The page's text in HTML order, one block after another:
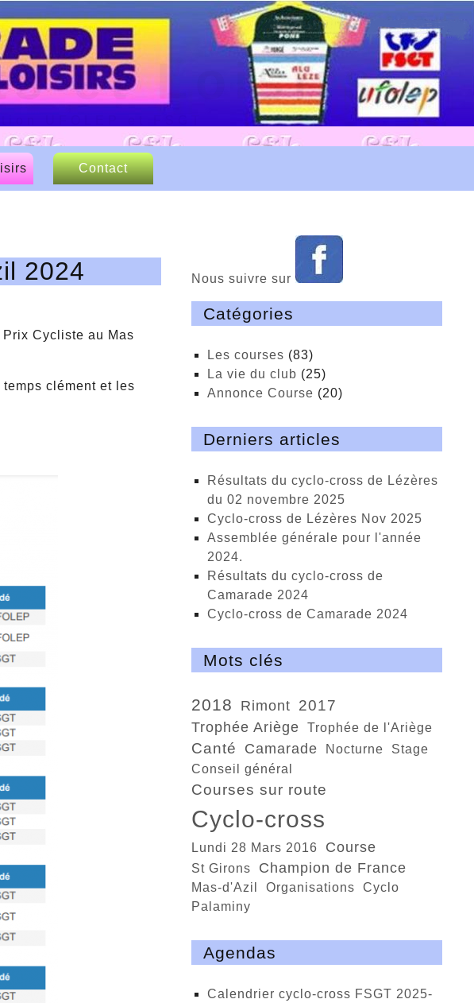
et Loisirs
Contact
2024
Cycliste au Mas
clément et les
Nous suivre sur
Catégories
Les courses (83)
La vie du club (25)
Annonce Course (20)
Derniers articles
Résultats du cyclo-cross de Lézères
du 02 novembre 2025
cyclo-cross de Lézères Nov 2025
Assemblée générale pour l'année
2024.
Résultats du cyclo-cross de
Camarade 2024
Cyclo-cross de Camarade 2024
Mots clés
2018 Rimont 2017
trophée Ariège trophée de l'Ariège
Canté Camarade nocturne
stage
conseil général
courses sur route
cyclo-cross
Lundi 28 Mars 2016 course
St Girons champion de France
Mas-d'Azil organisations
cyclo
Palaminy
Agendas
calendrier cyclo-cross FSGT 2025-